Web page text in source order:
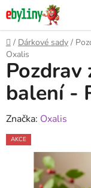
Přejít
na
obsah
Domů
/ Dárkové sady /
Oxalis
balení -
Značka: Oxalis
AKCE